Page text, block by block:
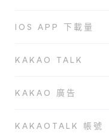
IOS APP 下載量
KAKAO TALK
KAKAO 廣告
KAKAOTALK 帳號